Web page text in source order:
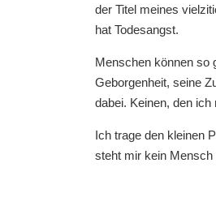
der Titel meines
hat Todesangst.
Menschen können so
Geborgenheit, seine
dabei. Keinen, den
Ich trage den kleinen
steht mir kein Mensch